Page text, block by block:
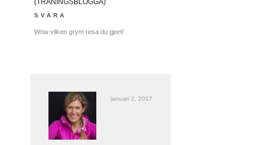
(TRÄNINGSBLOGGA)
SVARA
Wow vilken grym resa du gjort!
januari 2, 2017